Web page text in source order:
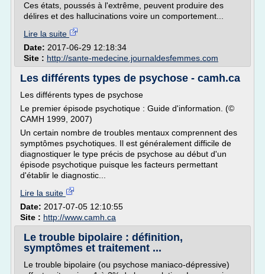
Ces états, poussés à l'extrême, peuvent produire des
délires et des hallucinations voire un comportement...
Lire la suite
Date: 2017-06-29 12:18:34
Site : http://sante-medecine.journaldesfemmes.com
Les différents types de psychose - camh.ca
Les différents types de psychose
Le premier épisode psychotique : Guide d'information. (©
CAMH 1999, 2007)
Un certain nombre de troubles mentaux comprennent des
symptômes psychotiques. Il est généralement difficile de
diagnostiquer le type précis de psychose au début d'un
épisode psychotique puisque les facteurs permettant
d'établir le diagnostic...
Lire la suite
Date: 2017-07-05 12:10:55
Site : http://www.camh.ca
Le trouble bipolaire : définition,
symptômes et traitement ...
Le trouble bipolaire (ou psychose maniaco-dépressive)